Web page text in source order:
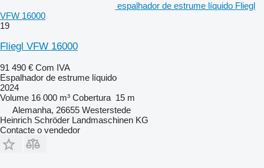
espalhador de estrume líquido Fliegl
VFW 16000
19
Fliegl VFW 16000
91 490 € Com IVA
Espalhador de estrume líquido
2024
Volume 16 000 m³ Cobertura 15 m
Alemanha, 26655 Westerstede
Heinrich Schröder Landmaschinen KG
Contacte o vendedor